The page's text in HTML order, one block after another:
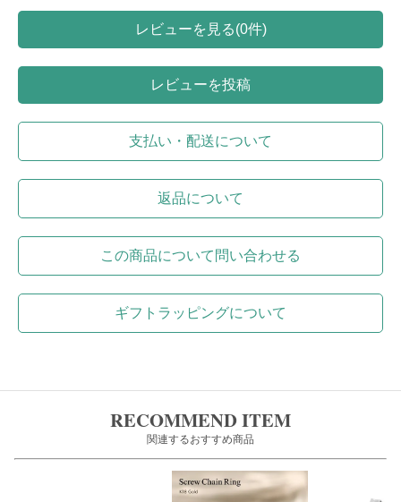
レビューを見る(0件)
レビューを投稿
支払い・配送について
返品について
この商品について問い合わせる
ギフトラッピングについて
RECOMMEND ITEM
関連するおすすめ商品